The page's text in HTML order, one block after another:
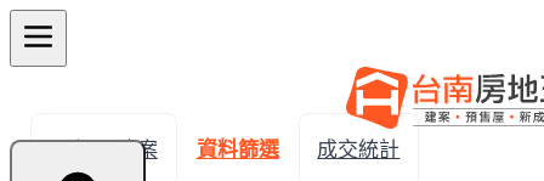
← 返回建案 資料篩選 成交統計